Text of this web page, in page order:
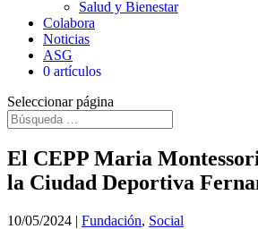
Salud y Bienestar
Colabora
Noticias
ASG
0 artículos
Seleccionar página
El CEPP Maria
la Ciudad Deportiva
10/05/2024 | Fundación, Social